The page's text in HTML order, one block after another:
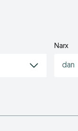
Narx